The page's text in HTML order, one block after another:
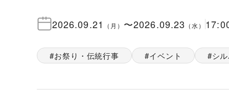
2026.09.21 （ 月 ） 〜2026.09.23 （水 ）
お祭り・伝統行事 イベント シ